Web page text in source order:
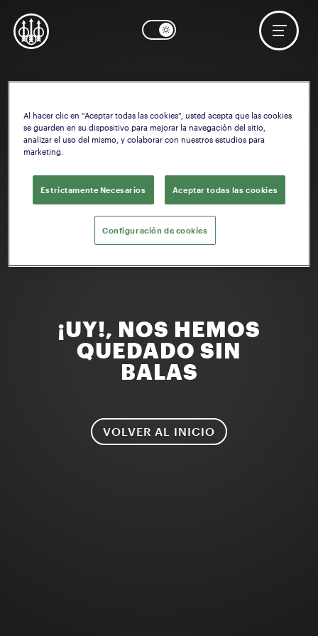
¡UY!, NOS HEMOS
QUEDADO SIN
BALAS
VOLVER AL INICIO
Al hacer clic en “Aceptar todas las cookies”, usted acepta que las cookies
se guarden en su dispositivo para mejorar la navegación del sitio,
analizar el uso del mismo, y colaborar con nuestros estudios para
marketing.
Estrictamente Necesarios Aceptar todas las cookies
Configuración de cookies